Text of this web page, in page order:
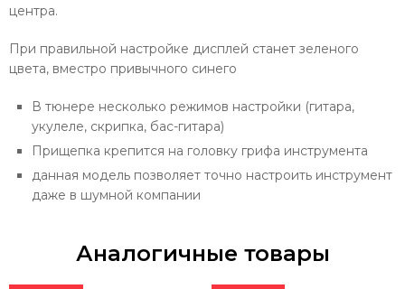
центра.
При правильной настройке дисплей станет зеленого
цвета, вместро привычного синего
В тюнере несколько режимов настройки (гитара,
укулеле, скрипка, бас-гитара)
Прищепка крепится на головку грифа инструмента
данная модель позволяет точно настроить инструмент
даже в шумной компании
Аналогичные товары